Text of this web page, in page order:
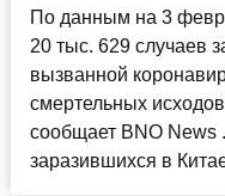
По данным на 3
20 тыс. 629 случаев
вызванной
смертельных
сообщает BNO News
заразившихся в